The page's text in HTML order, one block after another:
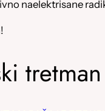
naelektrisane